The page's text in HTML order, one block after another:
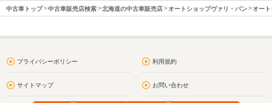
中古車トップ 中古車販売店検索 北海道の中古車販売店 オートショップヴァリ・パン オー
プライバシーポリシー 利用規約
サイトマップ お問い合わせ